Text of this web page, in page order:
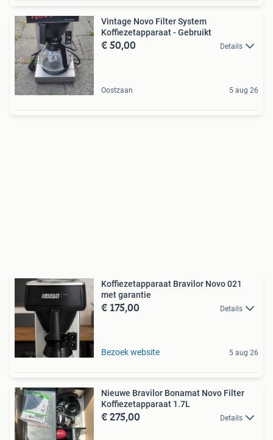
Vintage Novo Filter System
Koffiezetapparaat - Gebruikt
€ 50,00 Details
Oostzaan 5 aug 26
Koffiezetapparaat Bravilor Novo 021
met garantie
€ 175,00 Details
Bezoek website 5 aug 26
Nieuwe Bravilor Bonamat Novo Filter
Koffiezetapparaat 1.7L
€ 275,00 Details